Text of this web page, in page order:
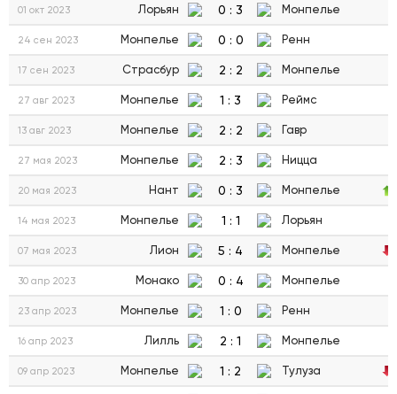
01 окт 2023 Лорьян 0 : 3 Монпелье
24 сен 2023 Монпелье 0 : 0 Ренн
17 сен 2023 Страсбур 2 : 2 Монпелье
27 авг 2023 Монпелье 1 : 3 Реймс
13 авг 2023 Монпелье 2 : 2 Гавр
27 мая 2023 Монпелье 2 : 3 Ницца
20 мая 2023 Нант 0 : 3 Монпелье
14 мая 2023 Монпелье 1 : 1 Лорьян
07 мая 2023 Лион 5 : 4 Монпелье
30 апр 2023 Монако 0 : 4 Монпелье
23 апр 2023 Монпелье 1 : 0 Ренн
16 апр 2023 Лилль 2 : 1 Монпелье
09 апр 2023 Монпелье 1 : 2 Тулуза